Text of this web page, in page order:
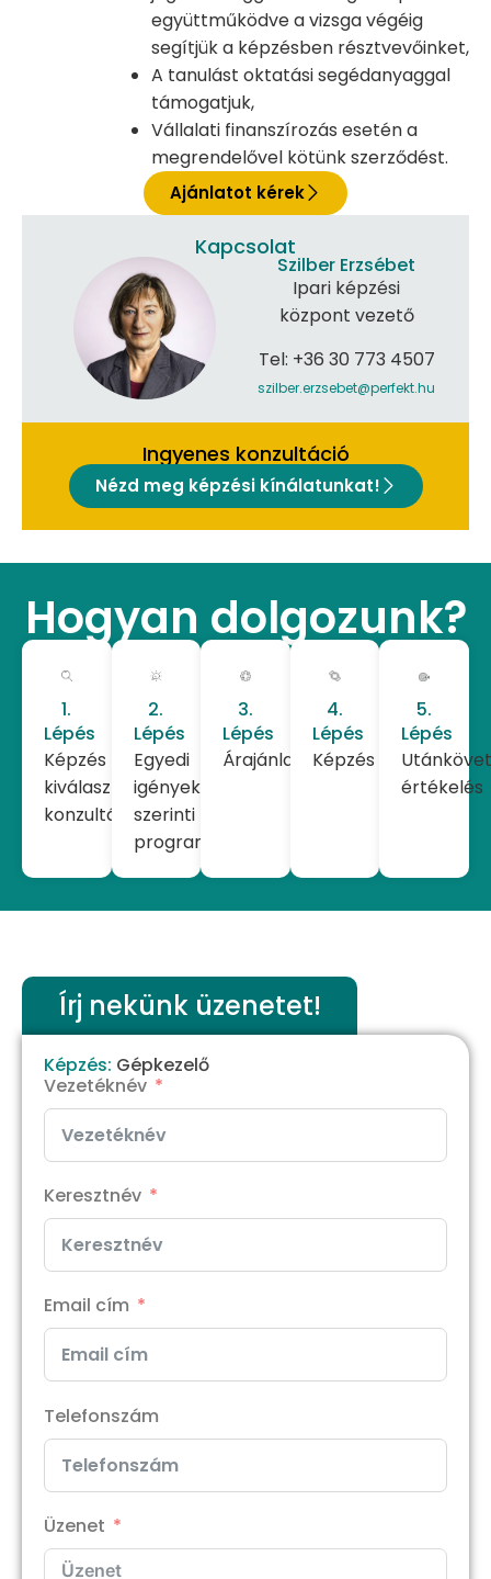
együttműködve a vizsga végéig
segítjük a képzésben résztvevőinket,
A tanulást oktatási segédanyaggal
támogatjuk,
Vállalati finanszírozás esetén a
megrendelővel kötünk szerződést.
Ajánlatot kérek
Kapcsolat
Szilber Erzsébet
Ipari képzési
központ vezető
Tel: +36 30 773 4507
szilber.erzsebet@perfekt.hu
Ingyenes konzultáció
Nézd meg képzési kínálatunkat!
Hogyan dolgozunk?
1.
Lépés
Képzés
kiválasztása,
konzultáció
2.
Lépés
Egyedi
igények
szerinti
programkialakítás
3.
Lépés
Árajánlat
4.
Lépés
Képzés
5.
Lépés
értékelés
Írj nekünk üzenetet!
Képzés: Gépkezelő
Vezetéknév
Keresztnév
Email cím
Telefonszám
Üzenet